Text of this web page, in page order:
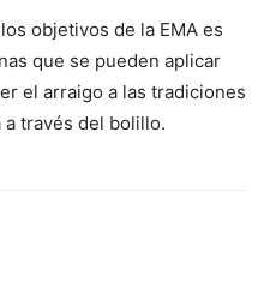
objetivos de la EMA es
que se pueden aplicar
el arraigo a las tradiciones
a través del bolillo.